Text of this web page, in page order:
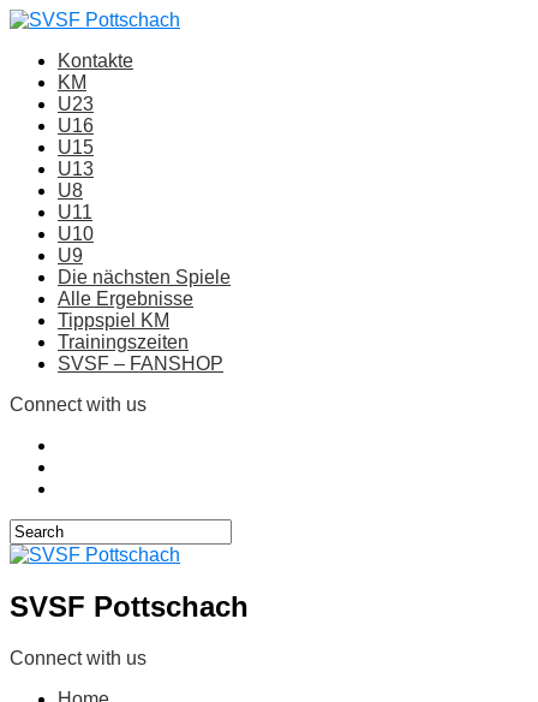
Kontakte
KM
U23
U16
U15
U13
U8
U11
U10
U9
Die nächsten Spiele
Alle Ergebnisse
Tippspiel KM
Trainingszeiten
SVSF – FANSHOP
Connect with us
SVSF Pottschach
Connect with us